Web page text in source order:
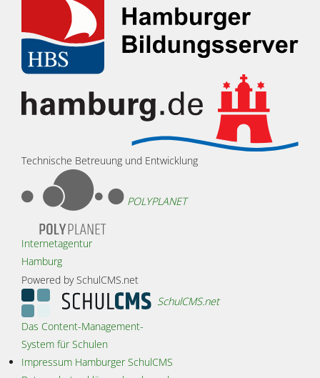
Technische Betreuung und Entwicklung
POLYPLANET
Internetagentur
Hamburg
Powered by SchulCMS.net
SchulCMS.net
Das Content-Management-
System für Schulen
Impressum Hamburger SchulCMS